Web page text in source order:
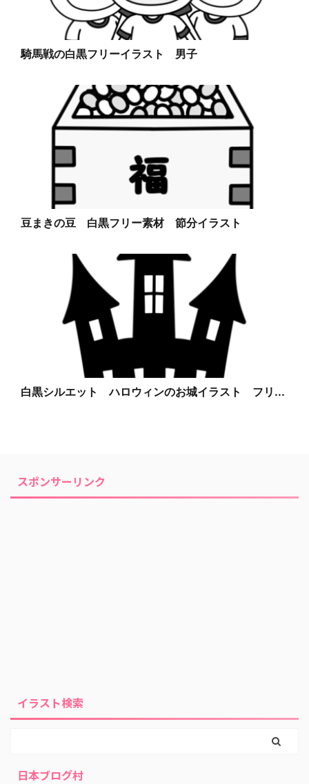
騎馬戦の白黒フリーイラスト 男子
豆まきの豆 白黒フリー素材 節分イラスト
白黒シルエット ハロウィンのお城イラスト フリ...
スポンサーリンク
イラスト検索
日本ブログ村